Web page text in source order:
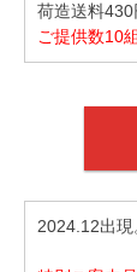
荷造送料430
ご提供数10組
2024.12出現